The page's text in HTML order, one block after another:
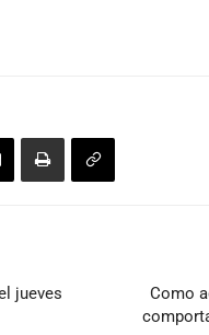
jueves
Como